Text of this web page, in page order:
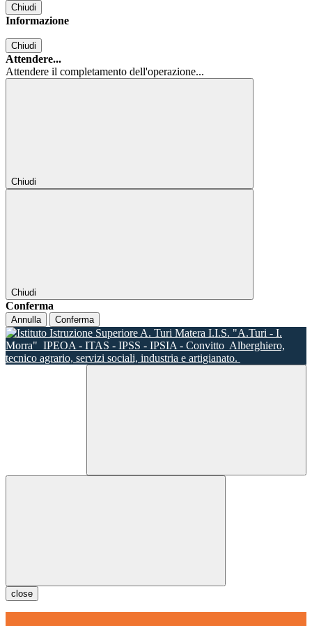
Chiudi
Informazione
Chiudi
Attendere...
Attendere il completamento dell'operazione...
Chiudi
Chiudi
Conferma
Annulla Conferma
I.I.S. "A.Turi - I.
Morra" IPEOA - ITAS - IPSS - IPSIA - Convitto Alberghiero,
tecnico agrario, servizi sociali, industria e artigianato.
close